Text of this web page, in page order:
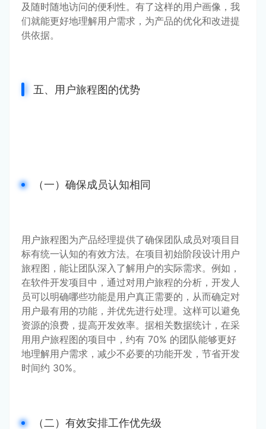
及随时随地访问的便利性。有了这样的用户画像，我
们就能更好地理解用户需求，为产品的优化和改进提
供依据。
五、用户旅程图的优势
（一）确保成员认知相同
用户旅程图为产品经理提供了确保团队成员对项目目
标有统一认知的有效方法。在项目初始阶段设计用户
旅程图，能让团队深入了解用户的实际需求。例如，
在软件开发项目中，通过对用户旅程的分析，开发人
员可以明确哪些功能是用户真正需要的，从而确定对
用户最有用的功能，并优先进行处理。这样可以避免
资源的浪费，提高开发效率。据相关数据统计，在采
用用户旅程图的项目中，约有 70% 的团队能够更好
地理解用户需求，减少不必要的功能开发，节省开发
时间约 30%。
（二）有效安排工作优先级